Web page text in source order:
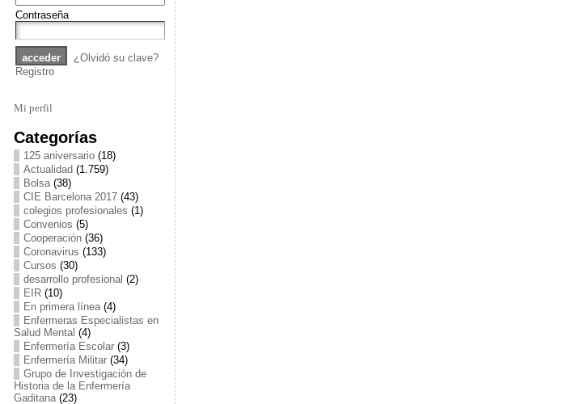
Contraseña
¿Olvidó su clave?
Registro
Mi perfil
Categorías
125 aniversario(18)
Actualidad (1.759)
Bolsa(38)
CIE Barcelona 2017(43)
colegios profesionales (1)
Convenios (5)
Cooperación(36)
Coronavirus (133)
Cursos (30)
desarrollo profesional (2)
EIR(10)
En primera línea(4)
Enfermeras Especialistas en
Salud Mental (4)
Enfermería Escolar(3)
Enfermería Militar(34)
Grupo de Investigación de
Historia de la Enfermería
Gaditana(23)